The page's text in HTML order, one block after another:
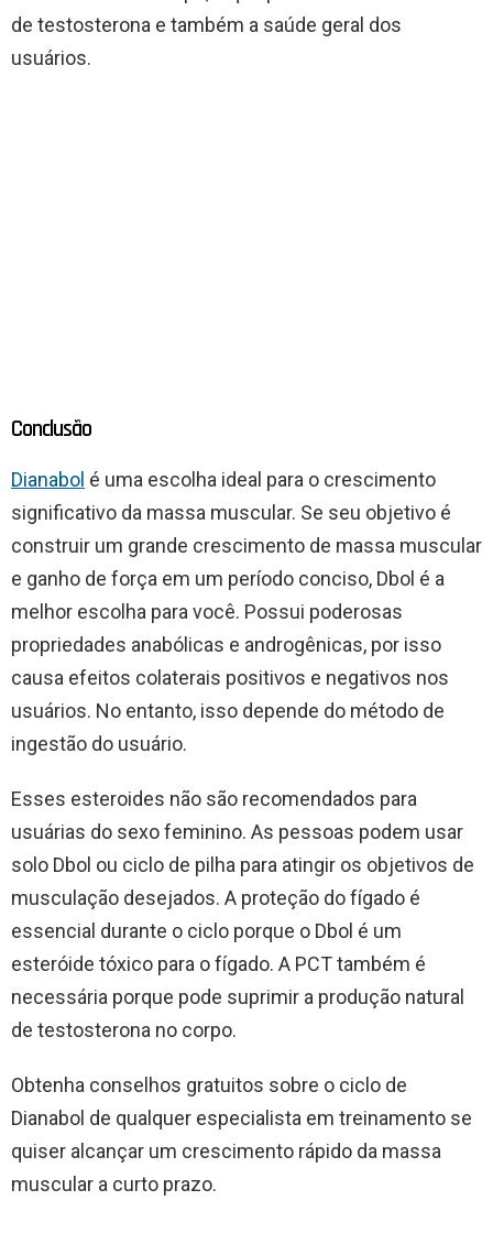
de testosterona e também a saúde geral dos
usuários.
Conclusão
Dianabol é uma escolha ideal para o crescimento
significativo da massa muscular. Se seu objetivo é
construir um grande crescimento de massa muscular
e ganho de força em um período conciso, Dbol é a
melhor escolha para você. Possui poderosas
propriedades anabólicas e androgênicas, por isso
causa efeitos colaterais positivos e negativos nos
usuários. No entanto, isso depende do método de
ingestão do usuário.
Esses esteroides não são recomendados para
usuárias do sexo feminino. As pessoas podem usar
solo Dbol ou ciclo de pilha para atingir os objetivos de
musculação desejados. A proteção do fígado é
essencial durante o ciclo porque o Dbol é um
esteróide tóxico para o fígado. A PCT também é
necessária porque pode suprimir a produção natural
de testosterona no corpo.
Obtenha conselhos gratuitos sobre o ciclo de
Dianabol de qualquer especialista em treinamento se
quiser alcançar um crescimento rápido da massa
muscular a curto prazo.